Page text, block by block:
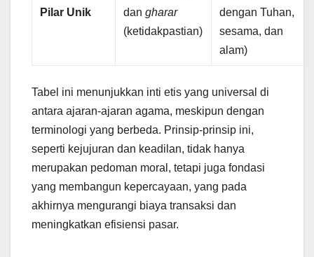
Pilar Unik
dangharar
(ketidakpastian)
dengan Tuhan,
sesama, dan
alam)
Tabel ini menunjukkan inti etis yang universal di
antara ajaran-ajaran agama, meskipun dengan
terminologi yang berbeda. Prinsip-prinsip ini,
seperti kejujuran dan keadilan, tidak hanya
merupakan pedoman moral, tetapi juga fondasi
yang membangun kepercayaan, yang pada
akhirnya mengurangi biaya transaksi dan
meningkatkan efisiensi pasar.